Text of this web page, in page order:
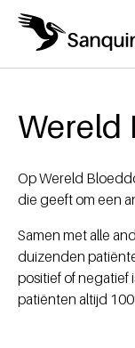
Overslaan en naar de
Home
Wereld
Op Wereld
die geeft om een
Samen met alle
duizenden
positief of negatief
patiënten altijd